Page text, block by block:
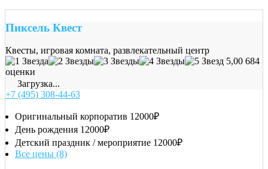
Пиксель Квест
Квесты, игровая комната, развлекательный центр
5,00 684
оценки
Загрузка...
+7 (495) 308-44-63
Оригинальный корпоратив 12000₽
День рождения 12000₽
Детский праздник / мероприятие 12000₽
Все цены (8)